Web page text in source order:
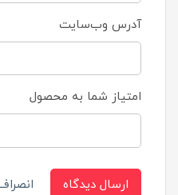
آدرس وب‌سایت
امتیاز شما به محصول
ارسال دیدگاه